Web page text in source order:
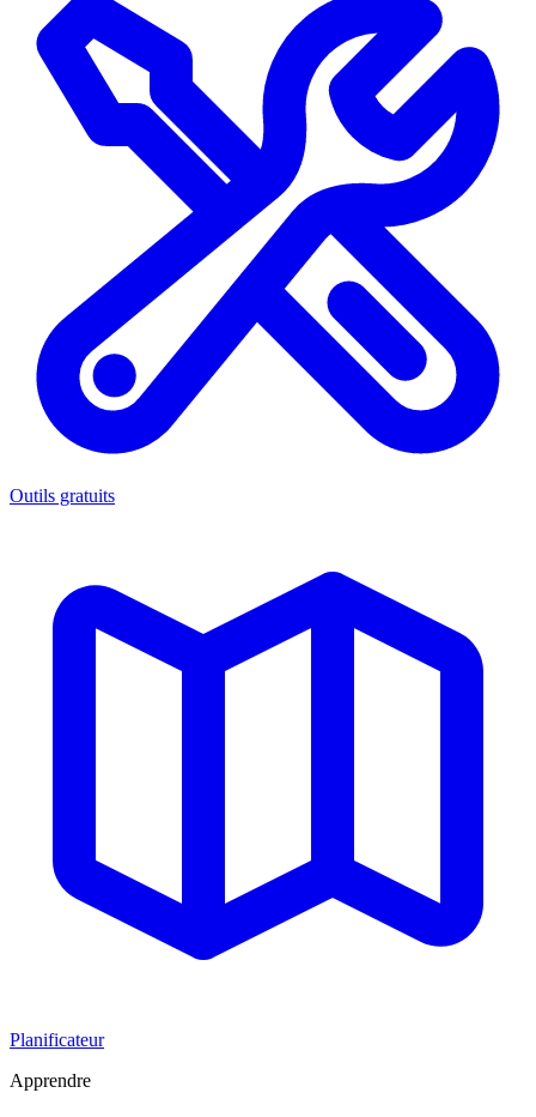
Outils gratuits
Planificateur
Apprendre